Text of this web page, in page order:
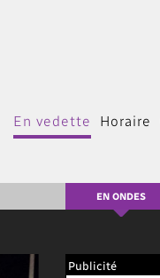
En vedette Horaire
EN ONDES
Publicité